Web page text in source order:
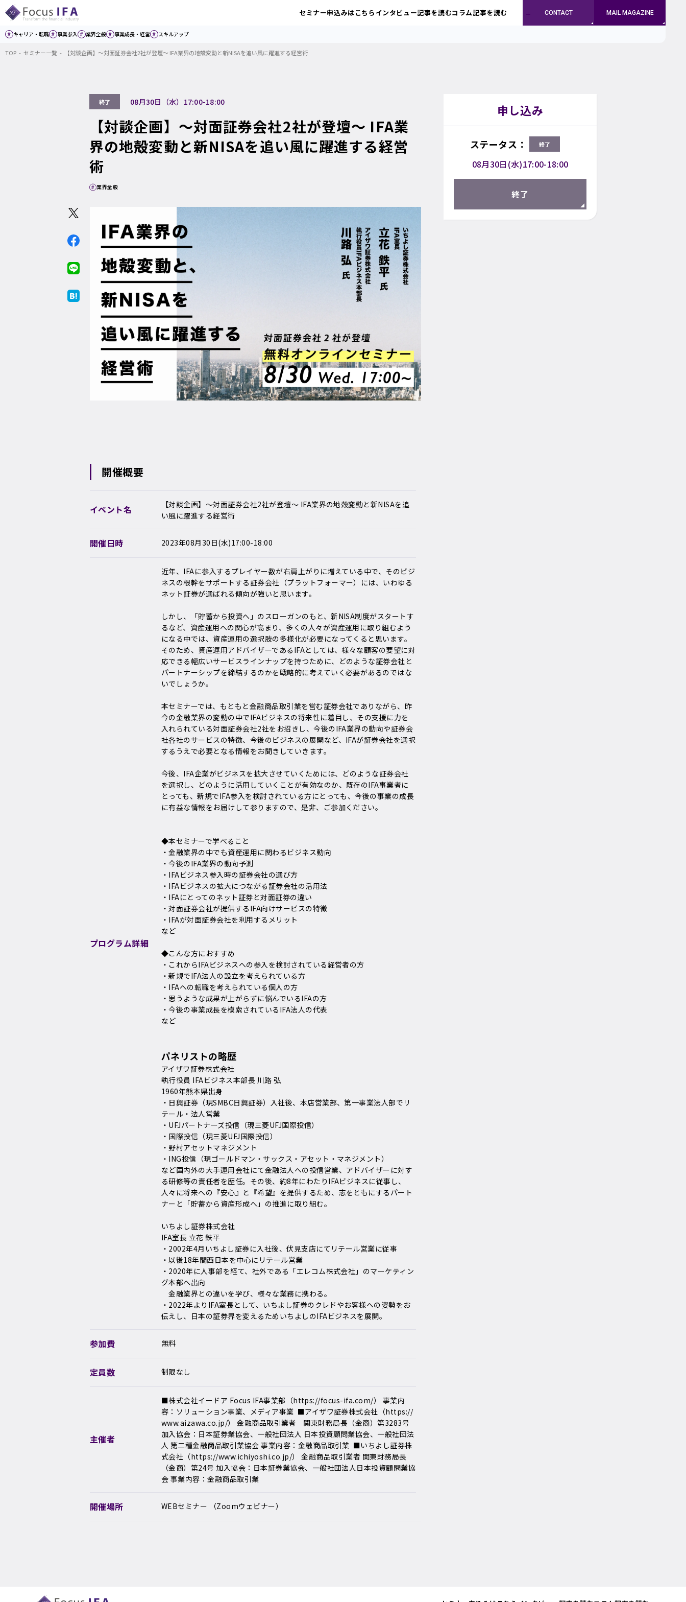
セミナー申込みはこちら インタビュー記事を読むコラム記事を読む CONTACT MAIL MAGAZINE
キャリア・転職 事業参入 業界全般 事業成長・経営 スキルアップ
TOP セミナー一覧 【対談企画】～対面証券会社2社が登壇～ IFA業界の地殻変動と新NISAを追い風に躍進する経営術
終了 08月30日 （水） 17:00-18:00
【対談企画】～対面証券会社2社が登壇～ IFA業
界の地殻変動と新NISAを追い風に躍進する経営
術
業界全般
開催概要
イベント名
【対談企画】～対面証券会社2社が登壇～ IFA業界の地殻変動と新NISAを追
い風に躍進する経営術
開催日時 2023年08月30日(水)17:00-18:00
プログラム詳細
近年、IFAに参入するプレイヤー数が右肩上がりに増えている中で、そのビジ
ネスの根幹をサポートする証券会社（プラットフォーマー）には、いわゆる
ネット証券が選ばれる傾向が強いと思います。
しかし、「貯蓄から投資へ」のスローガンのもと、新NISA制度がスタートす
るなど、資産運用への関心が高まり、多くの人々が資産運用に取り組むよう
になる中では、資産運用の選択肢の多様化が必要になってくると思います。
そのため、資産運用アドバイザーであるIFAとしては、様々な顧客の要望に対
応できる幅広いサービスラインナップを持つために、どのような証券会社と
パートナーシップを締結するのかを戦略的に考えていく必要があるのではな
いでしょうか。
本セミナーでは、もともと金融商品取引業を営む証券会社でありながら、昨
今の金融業界の変動の中でIFAビジネスの将来性に着目し、その支援に力を
入れられている対面証券会社2社をお招きし、今後のIFA業界の動向や証券会
社各社のサービスの特徴、今後のビジネスの展開など、IFAが証券会社を選択
するうえで必要となる情報をお聞きしていきます。
今後、IFA企業がビジネスを拡大させていくためには、どのような証券会社
を選択し、どのように活用していくことが有効なのか、既存のIFA事業者に
とっても、新規でIFA参入を検討されている方にとっても、今後の事業の成長
に有益な情報をお届けして参りますので、是非、ご参加ください。
◆本セミナーで学べること
・金融業界の中でも資産運用に関わるビジネス動向
・今後のIFA業界の動向予測
・IFAビジネス参入時の証券会社の選び方
・IFAビジネスの拡大につながる証券会社の活用法
・IFAにとってのネット証券と対面証券の違い
・対面証券会社が提供するIFA向けサービスの特徴
・IFAが対面証券会社を利用するメリット
など
◆こんな方におすすめ
・これからIFAビジネスへの参入を検討されている経営者の方
・新規でIFA法人の設立を考えられている方
・IFAへの転職を考えられている個人の方
・思うような成果が上がらずに悩んでいるIFAの方
・今後の事業成長を模索されているIFA法人の代表
など
パネリストの略歴
アイザワ証券株式会社
執行役員 IFAビジネス本部長 川路 弘
1960年熊本県出身
・日興証券（現SMBC日興証券）入社後、本店営業部、第一事業法人部でリ
テール・法人営業
・UFJパートナーズ投信（現三菱UFJ国際投信）
・国際投信（現三菱UFJ国際投信）
・野村アセットマネジメント
・ING投信（現ゴールドマン・サックス・アセット・マネジメント）
など国内外の大手運用会社にて金融法人への投信営業、アドバイザーに対す
る研修等の責任者を歴任。その後、約8年にわたりIFAビジネスに従事し、
人々に将来への『安心』と『希望』を提供するため、志をともにするパート
ナーと「貯蓄から資産形成へ」の推進に取り組む。
いちよし証券株式会社
IFA室長 立花 鉄平
・2002年4月いちよし証券に入社後、伏見支店にてリテール営業に従事
・以後18年間西日本を中心にリテール営業
・2020年に人事部を経て、社外である「エレコム株式会社」のマーケティン
グ本部へ出向
金融業界との違いを学び、様々な業務に携わる。
・2022年よりIFA室長として、いちよし証券のクレドやお客様への姿勢をお
伝えし、日本の証券界を変えるためいちよしのIFAビジネスを展開。
参加費 無料
定員数 制限なし
主催者
■株式会社イードア Focus IFA事業部（https://focus-ifa.com/） 事業内
容：ソリューション事業、メディア事業  ■アイザワ証券株式会社（https://
www.aizawa.co.jp/） 金融商品取引業者　関東財務局長（金商）第3283号
加入協会：日本証券業協会、一般社団法人 日本投資顧問業協会、一般社団法
人 第二種金融商品取引業協会 事業内容：金融商品取引業  ■いちよし証券株
式会社（https://www.ichiyoshi.co.jp/） 金融商品取引業者 関東財務局長
（金商）第24号 加入協会：日本証券業協会、一般社団法人日本投資顧問業協
会 事業内容：金融商品取引業
開催場所 WEBセミナー （Zoomウェビナー）
申し込み
ステータス： 終了
08月30日 (水)17:00-18:00
終了